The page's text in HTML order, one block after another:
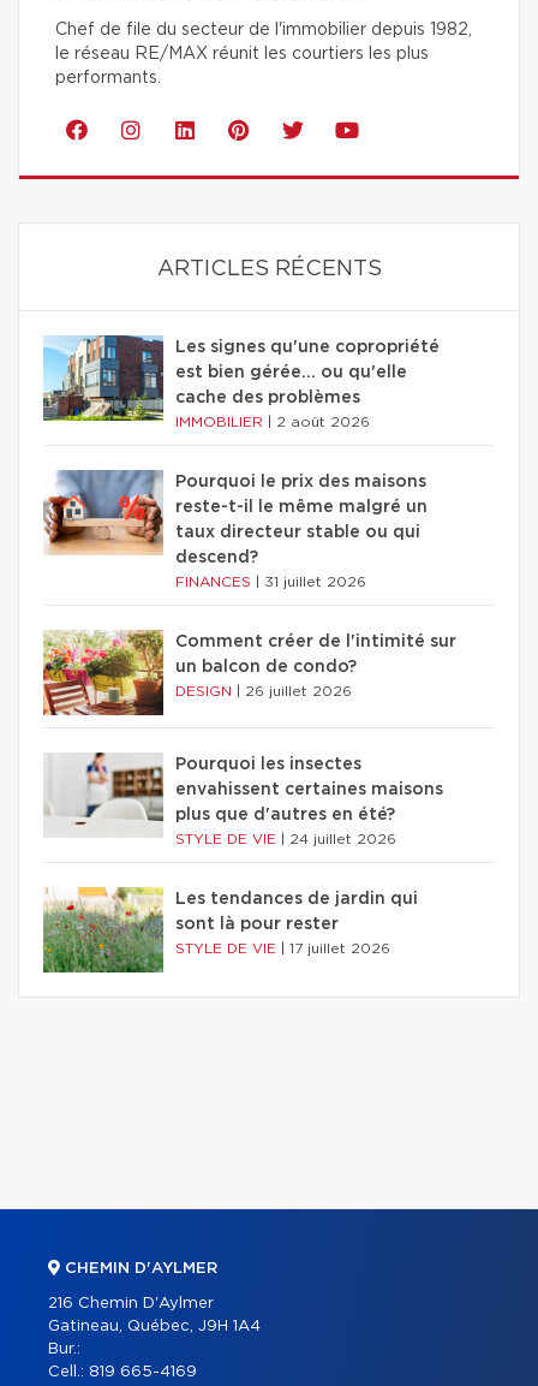
Chef de file du secteur de l'immobilier depuis 1982,
le réseau RE/MAX réunit les courtiers les plus
performants.
ARTICLES RÉCENTS
Les signes qu'une copropriété
est bien gérée… ou qu'elle
cache des problèmes
IMMOBILIER 2 août 2026
Pourquoi le prix des maisons
reste-t-il le même malgré un
taux directeur stable ou qui
descend?
FINANCES 31 juillet 2026
Comment créer de l'intimité sur
un balcon de condo?
DESIGN 26 juillet 2026
Pourquoi les insectes
envahissent certaines maisons
plus que d'autres en été?
STYLE DE VIE 24 juillet 2026
Les tendances de jardin qui
sont là pour rester
STYLE DE VIE 17 juillet 2026
CHEMIN D'AYLMER
216 Chemin D'Aylmer
Gatineau, Québec, J9H 1A4
Bur.:
Cell.: 819 665-4169